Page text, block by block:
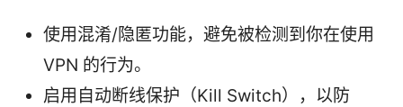
使用混淆/隐匿功能，避免被检测到你在使用
VPN 的行为。
启用自动断线保护（Kill Switch），以防